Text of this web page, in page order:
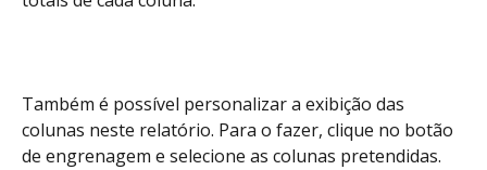
Também é possível personalizar a exibição das
colunas neste relatório. Para o fazer, clique no botão
de engrenagem e selecione as colunas pretendidas.